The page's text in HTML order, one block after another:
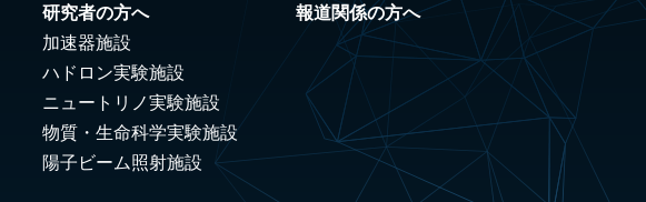
研究者の方へ
加速器施設
ハドロン実験施設
ニュートリノ実験施設
物質・生命科学実験施設
陽子ビーム照射施設
報道関係の方へ